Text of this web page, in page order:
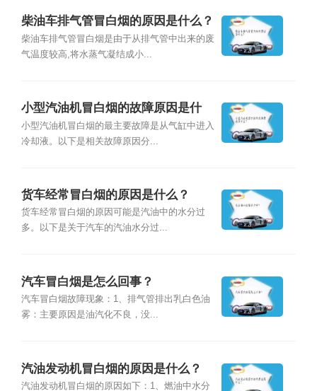
柴油车排气管冒白烟的原因是什么？
柴油车排气管冒白烟是由于从排气管中出来的废
气温度较高,将水蒸气凝结成小...
小型汽油机冒白烟的故障原因是什
么？
小型汽油机冒白烟的最主要故障是从气缸中进入
冷却液。以下是相关故障原因分...
货车经常冒白烟的原因是什么？
货车经常冒白烟的原因可能是汽油中的水分过
多。以下是关于汽车的汽油水分过...
汽车冒白烟是怎么回事？
汽车冒白烟故障现象：1、排气管排出乳白色油
雾：主要原因是油汽化不良，没...
汽油发动机冒白烟的原因是什么？
汽油发动机冒白烟的原因如下：1、燃油中水分